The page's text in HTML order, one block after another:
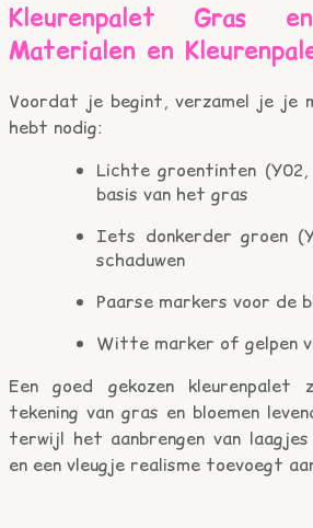
Kleurenpalet Gras
Materialen en
Voordat je begint, verzamel je je
hebt nodig:
Lichte groentinten
basis van het gras
Iets donkerder groen
schaduwen
Paarse markers voor de
Witte marker of gelpen
Een goed gekozen
tekening van gras en bloemen
terwijl het aanbrengen van
en een vleugje realisme toevoegt